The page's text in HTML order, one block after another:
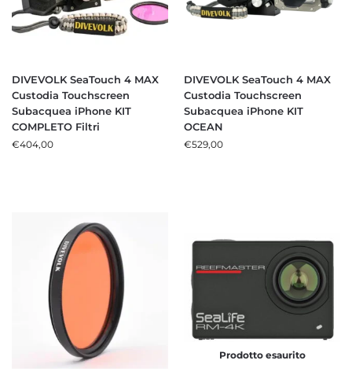
DIVEVOLK SeaTouch 4 MAX
Custodia Touchscreen
Subacquea iPhone KIT
COMPLETO Filtri
€404,00
DIVEVOLK SeaTouch 4 MAX
Custodia Touchscreen
Subacquea iPhone KIT
OCEAN
€529,00
Prodotto esaurito